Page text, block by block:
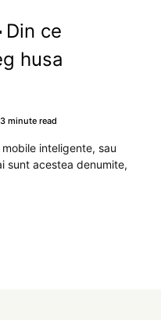
Din ce
husa
3 minute read
inteligente, sau
sunt acestea denumite,